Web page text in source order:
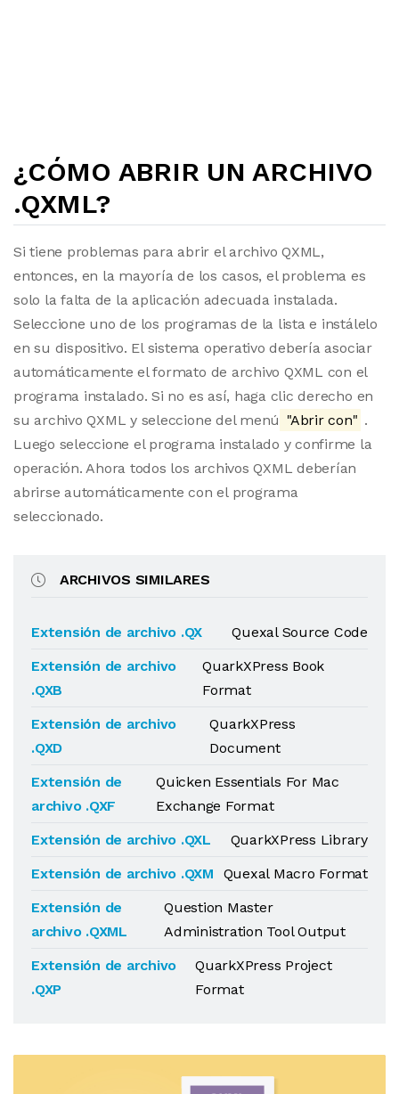
¿CÓMO ABRIR UN ARCHIVO
.QXML?
Si tiene problemas para abrir el archivo QXML,
entonces, en la mayoría de los casos, el problema es
solo la falta de la aplicación adecuada instalada.
Seleccione uno de los programas de la lista e instálelo
en su dispositivo. El sistema operativo debería asociar
automáticamente el formato de archivo QXML con el
programa instalado. Si no es así, haga clic derecho en
su archivo QXML y seleccione del menú "Abrir con" .
Luego seleccione el programa instalado y confirme la
operación. Ahora todos los archivos QXML deberían
abrirse automáticamente con el programa
seleccionado.
ARCHIVOS SIMILARES
Extensión de archivo .QX
Quexal Source Code
Extensión de archivo
.QXB
QuarkXPress Book
Format
Extensión de archivo
.QXD
QuarkXPress
Document
Extensión de
archivo .QXF
Quicken Essentials For Mac
Exchange Format
Extensión de archivo .QXL
QuarkXPress Library
Extensión de archivo .QXM
Quexal Macro Format
Extensión de
archivo .QXML
Question Master
Administration Tool Output
Extensión de archivo
.QXP
QuarkXPress Project
Format